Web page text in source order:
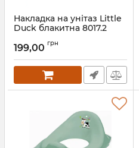
Накладка на унітаз Little
Duck блакитна 8017.2
199,00 грн